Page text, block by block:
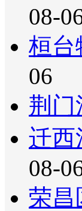
08-
桓台
06
荆门
迁西
08-
荣昌